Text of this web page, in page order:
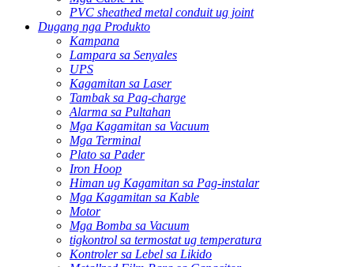
PVC sheathed metal conduit ug joint
Dugang nga Produkto
Kampana
Lampara sa Senyales
UPS
Kagamitan sa Laser
Tambak sa Pag-charge
Alarma sa Pultahan
Mga Kagamitan sa Vacuum
Mga Terminal
Plato sa Pader
Iron Hoop
Himan ug Kagamitan sa Pag-instalar
Mga Kagamitan sa Kable
Motor
Mga Bomba sa Vacuum
tigkontrol sa termostat ug temperatura
Kontroler sa Lebel sa Likido